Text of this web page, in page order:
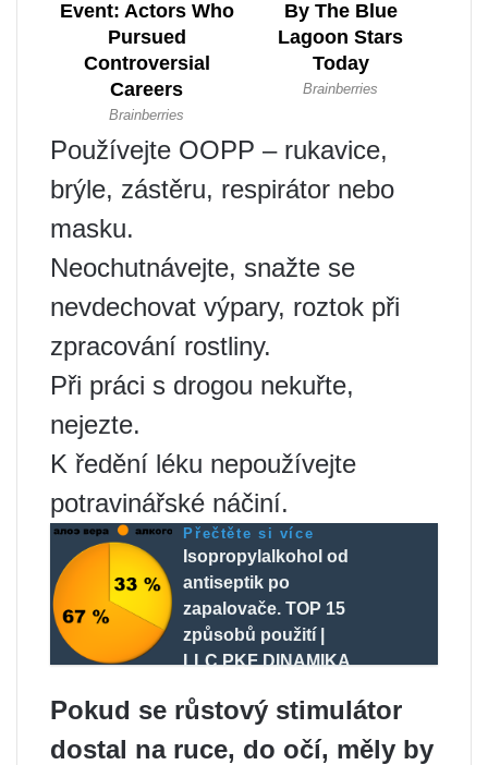
Používejte OOPP – rukavice,
brýle, zástěru, respirátor nebo
masku.
Neochutnávejte, snažte se
nevdechovat výpary, roztok při
zpracování rostliny.
Při práci s drogou nekuřte,
nejezte.
K ředění léku nepoužívejte
potravinářské náčiní.
Přečtěte si více
Isopropylalkohol od
antiseptik po
zapalovače. TOP 15
způsobů použití |
LLC PKF DINAMIKA
Pokud se růstový stimulátor
dostal na ruce, do očí, měly by